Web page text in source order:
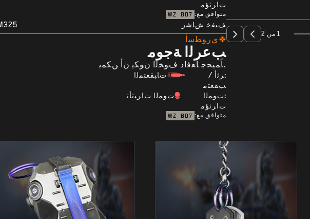
ﺕﺍﺮﺛﺆﻣ
متوافق مع: BO7
WZ
1 من 2
ﻒﻴﻔﺧ ﺵﺎﺷﺭ
ﻱﺭﻮﻄﺳﺃ
ﺐﻋﺮﻟﺍ ﺔﺟﻮﻣ
.ﺎًﻤﻴﺤﺟ ﺎًﻌﻓﺍﺩ ﻑﻮﺨﻟﺍ ﻥﻮﻜﻳ ﻥﺃ ﻦﻜﻤﻳ
:ﺮﺛﺃ /
ﺐﻘﻌﺘﻣ
ﺕﺎﺒﻘﻌﺘﻤﻟﺍ
:ﺕﻮﻤﻟﺍ
ﺕﺍﺮﺛﺆﻣ
ﺕﻮﻤﻟﺍ ﺕﺍﺮﻴﺛﺄﺗ
متوافق مع: BO7
WZ